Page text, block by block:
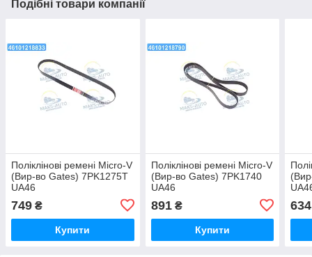
Подібні товари компанії
Поліклінові ремені Micro-V
(Вир-во Gates) 7PK1275T
UA46
749 ₴
Купити
Поліклінові ремені Micro-V
(Вир-во Gates) 7PK1740
UA46
891₴
Купити
634